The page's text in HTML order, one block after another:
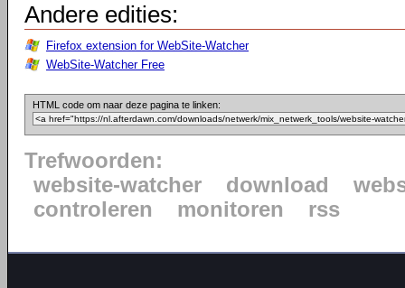
Andere edities:
Firefox extension for WebSite-Watcher
WebSite-Watcher Free
HTML code om naar deze pagina te linken:
Trefwoorden:
website-watcher
download
controleren
monitoren rss